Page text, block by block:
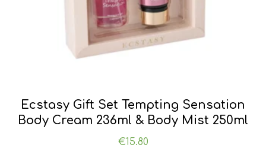
Ecstasy Gift Set Tempting Sensation
Body Cream 236ml & Body Mist 250ml
€15.80